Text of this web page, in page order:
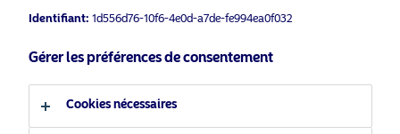
Langue
Français
Identifiant: 1d556d76-10f6-4e0d-a7de-fe994ea0f032
Gérer les préférences de consentement
Cookies nécessaires